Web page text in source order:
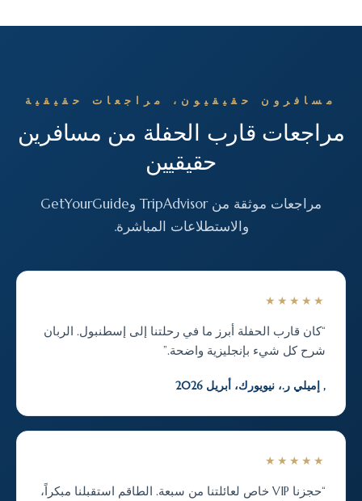
مسافرون حقيقيون، مراجعات حقيقية
مراجعات قارب الحفلة من مسافرين
حقيقيين
مراجعات موثقة من TripAdvisor وGetYourGuide
والاستطلاعات المباشرة.
★★★★★
“كان قارب الحفلة أبرز ما في رحلتنا إلى إسطنبول. الربان
شرح كل شيء بإنجليزية واضحة.”
, إميلي ر.، نيويورك، أبريل 2026
★★★★★
“حجزنا VIP خاص لعائلتنا من سبعة. الطاقم استقبلنا مبكراً،